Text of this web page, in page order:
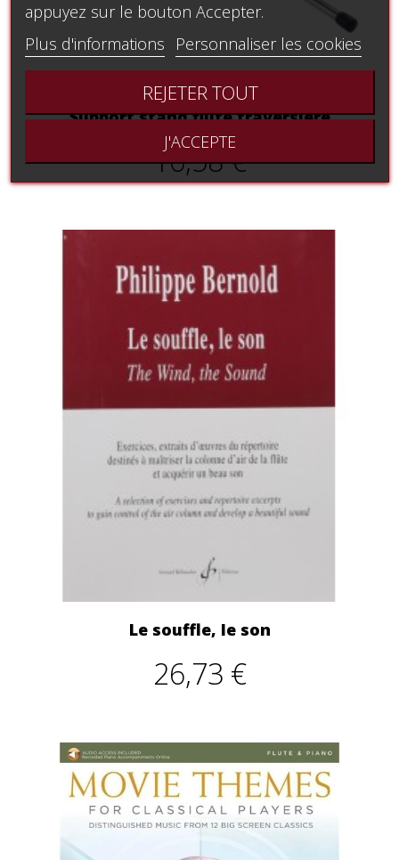
Support stand flûte traversière
16,58 €
Le souffle, le son
26,73 €
appuyez sur le bouton Accepter.
Plus d'informations
Personnaliser les cookies
REJETER TOUT
J'ACCEPTE